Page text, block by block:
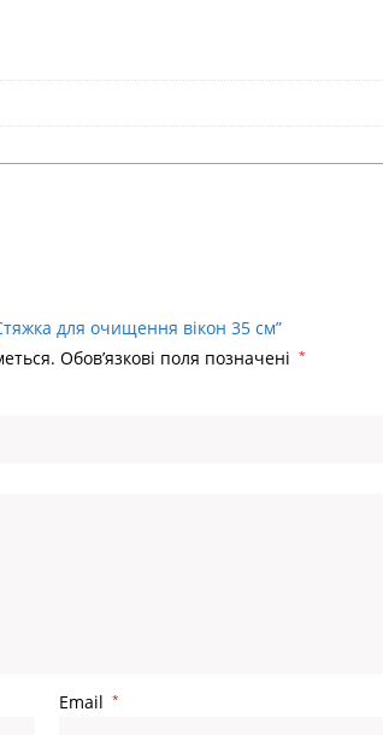
для очищення вікон 35 см”
Обов’язкові поля позначені *
Email *